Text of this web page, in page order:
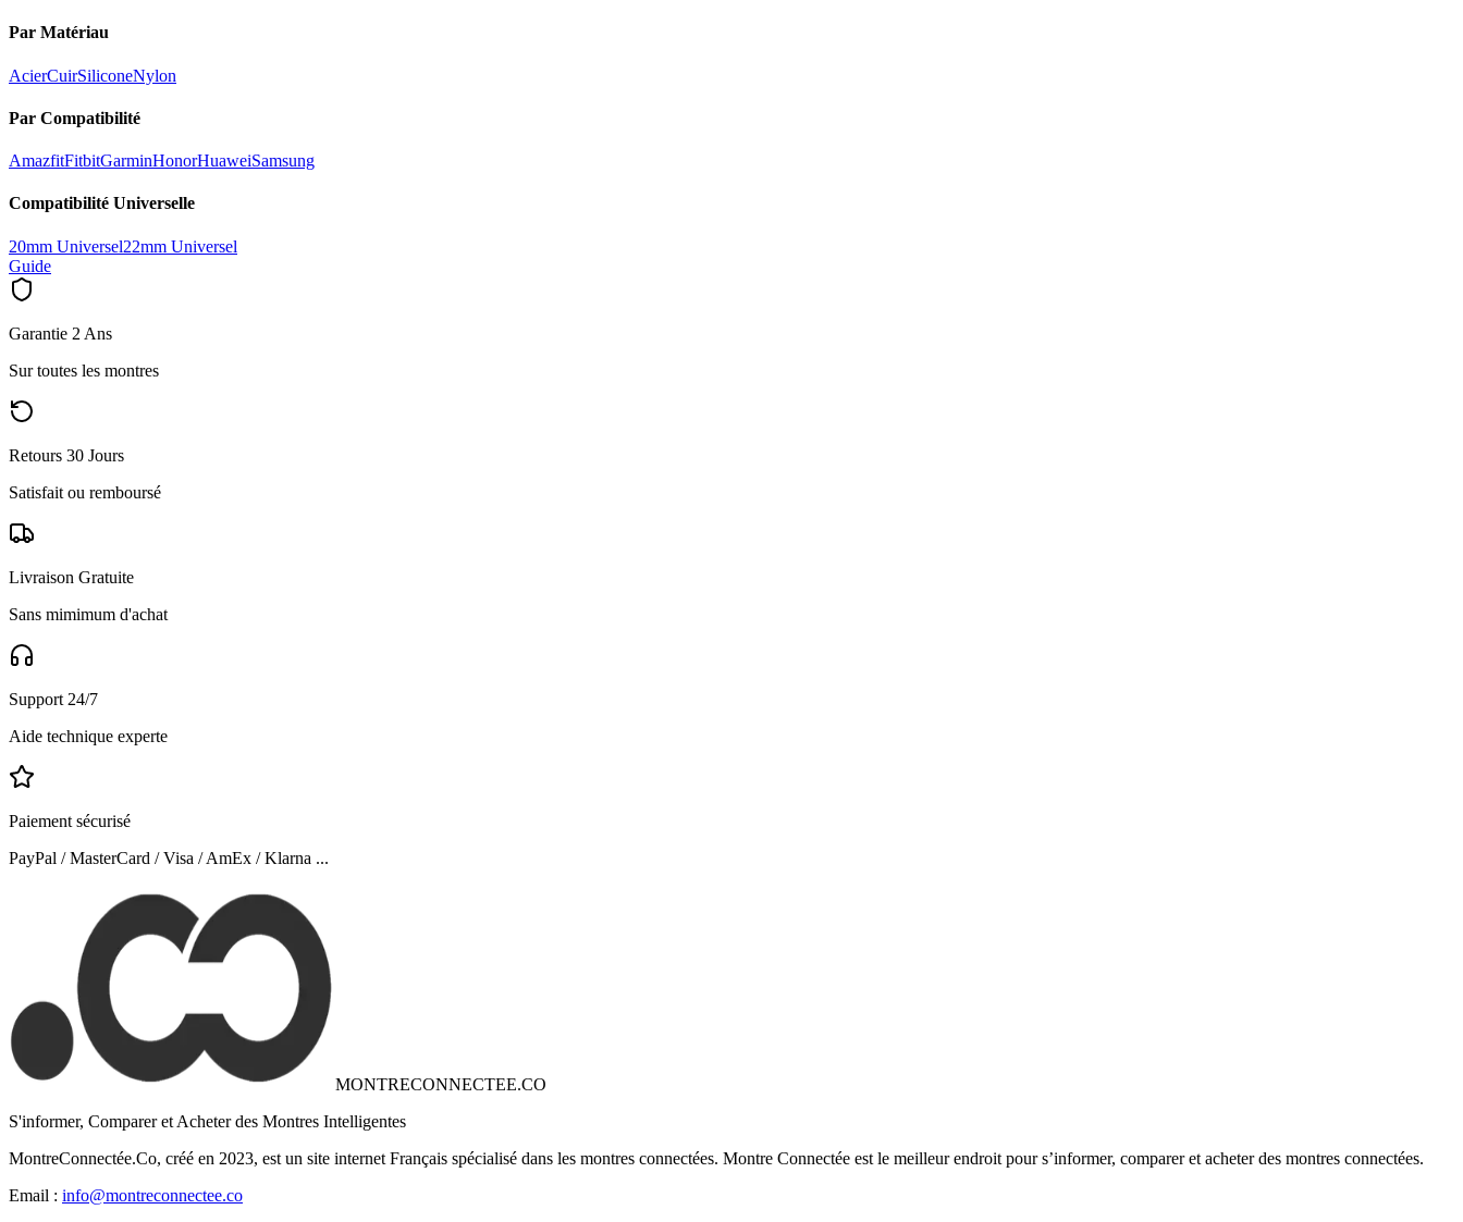
Par Matériau
AcierCuirSiliconeNylon
Par Compatibilité
AmazfitFitbitGarminHonorHuaweiSamsung
Compatibilité Universelle
20mm Universel22mm Universel
Guide
Garantie 2 Ans
Sur toutes les montres
Retours 30 Jours
Satisfait ou remboursé
Livraison Gratuite
Sans mimimum d'achat
Support 24/7
Aide technique experte
Paiement sécurisé
PayPal / MasterCard / Visa / AmEx / Klarna ...
MONTRECONNECTEE.CO
S'informer, Comparer et Acheter des Montres Intelligentes
MontreConnectée.Co, créé en 2023, est un site internet Français spécialisé dans les montres connectées. Montre Connectée est le meilleur endroit pour s’informer, comparer et acheter des montres connectées.
Email : info@montreconnectee.co